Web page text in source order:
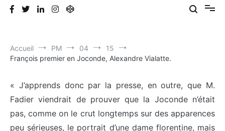
direct, dessin humoristique, cartoonist.
direct lors des séminaires d'entreprise. Illustration et dessin
Accueil PM 04
15
François premier en Joconde, Alexandre Vialatte.
« J’apprends donc par la presse, en outre, que M.
Fadier viendrait de prouver que la Joconde n’était
pas, comme on le crut longtemps sur des apparences
peu sérieuses, le portrait d’une dame florentine, mais